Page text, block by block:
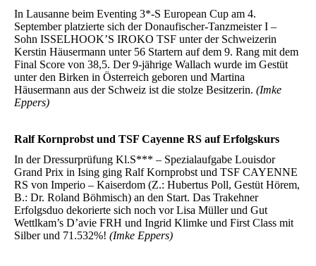
In Lausanne beim Eventing 3*-S European Cup am 4.
September platzierte sich der Donaufischer-Tanzmeister I –
Sohn ISSELHOOK’S IROKO TSF unter der Schweizerin
Kerstin Häusermann unter 56 Startern auf dem 9. Rang mit dem
Final Score von 38,5. Der 9-jährige Wallach wurde im Gestüt
unter den Birken in Österreich geboren und Martina
Häusermann aus der Schweiz ist die stolze Besitzerin. (Imke
Eppers)
Ralf Kornprobst und TSF Cayenne RS auf Erfolgskurs
In der Dressurprüfung Kl.S*** – Spezialaufgabe Louisdor
Grand Prix in Ising ging Ralf Kornprobst und TSF CAYENNE
RS von Imperio – Kaiserdom (Z.: Hubertus Poll, Gestüt Hörem,
B.: Dr. Roland Böhmisch) an den Start. Das Trakehner
Erfolgsduo dekorierte sich noch vor Lisa Müller und Gut
Wettlkam’s D’avie FRH und Ingrid Klimke und First Class mit
Silber und 71.532%! (Imke Eppers)